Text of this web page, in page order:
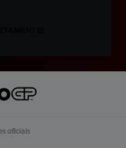
oficiais